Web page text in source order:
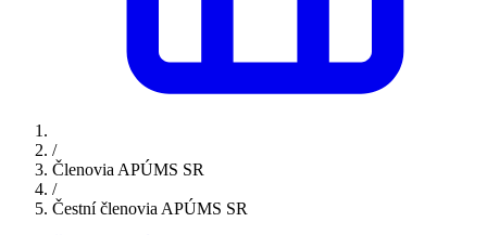
/
Členovia APÚMS SR
/
Čestní členovia APÚMS SR